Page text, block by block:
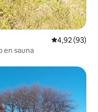
Gemiddelde
4,92 (93)
en sauna